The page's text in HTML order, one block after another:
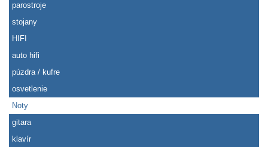
parostroje
stojany
HIFI
auto hifi
púzdra / kufre
osvetlenie
Noty
gitara
klavír